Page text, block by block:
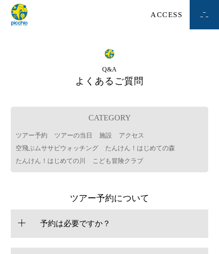
ACCESS
Q&A
よくあるご質問
CATEGORY
ツアー予約 ツアーの当日 施設
アクセス
空飛ぶムササビウォッチング
たんけん！はじめての森
たんけん！はじめての川
こども冒険クラブ
ツアー予約について
予約は必要ですか？